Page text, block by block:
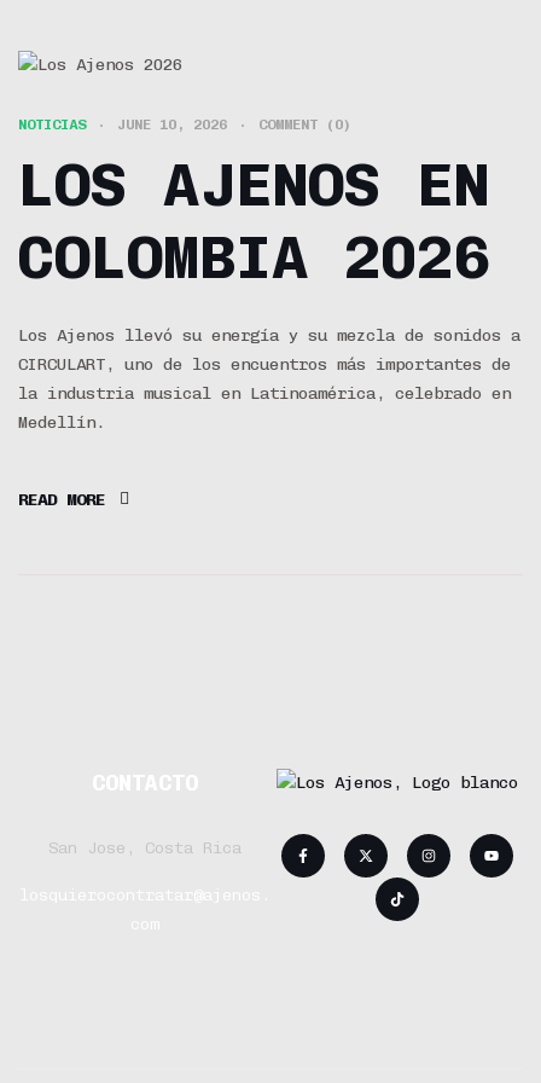
NOTICIAS JUNE 10, 2026 COMMENT (0)
LOS AJENOS EN
COLOMBIA 2026
Los Ajenos llevó su energía y su mezcla de sonidos a
CIRCULART, uno de los encuentros más importantes de
la industria musical en Latinoamérica, celebrado en
Medellín.
READ MORE
San Jose, Costa Rica